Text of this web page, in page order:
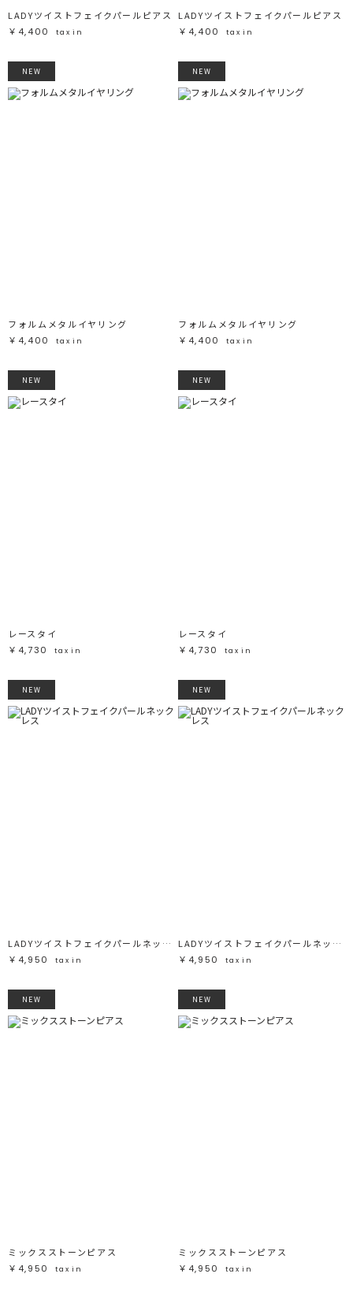
LADYツイストフェイクパールピアス
￥4,400
tax in
LADYツイストフェイクパールピアス
￥4,400
tax in
NEW
フォルムメタルイヤリング
￥4,400
tax in
NEW
フォルムメタルイヤリング
￥4,400
tax in
NEW
レースタイ
￥4,730
tax in
NEW
レースタイ
￥4,730
tax in
NEW
LADYツイストフェイクパールネックレス
￥4,950
tax in
NEW
LADYツイストフェイクパールネックレス
￥4,950
tax in
NEW
ミックスストーンピアス
￥4,950
tax in
NEW
ミックスストーンピアス
￥4,950
tax in